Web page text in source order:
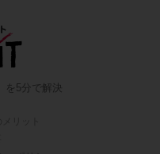
を5分で解決